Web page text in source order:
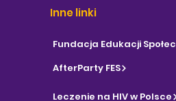
Inne linki
Fundacja Edukacji
AfterParty FES
Leczenie na HIV w Polsce